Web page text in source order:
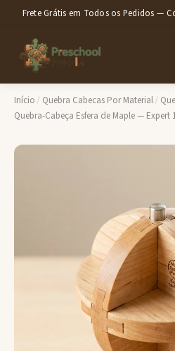
Frete Grátis em Todos os Pedidos —
Início / Quebra Cabecas Por Material/
Quebra-Cabeça Esfera de Maple —